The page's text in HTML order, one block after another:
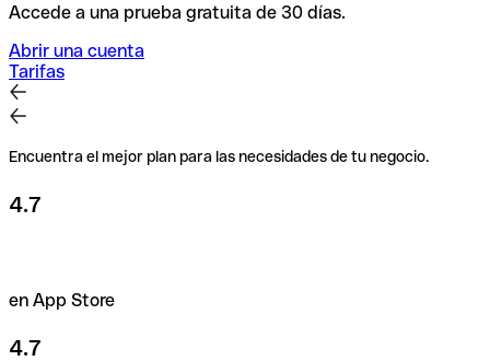
Accede a una prueba gratuita de 30 días.
Abrir una cuenta
Tarifas
Encuentra el mejor plan para las necesidades de tu negocio.
4.7
en App Store
4.7